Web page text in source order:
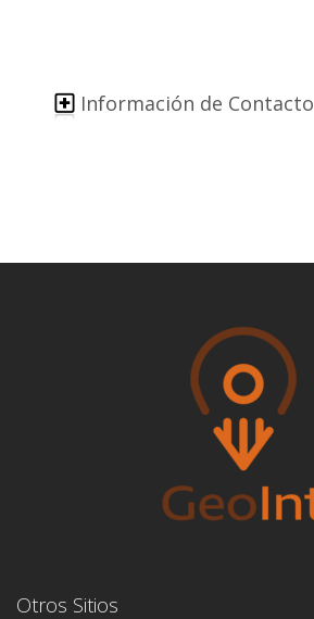
Información de Contacto
Otros Sitios